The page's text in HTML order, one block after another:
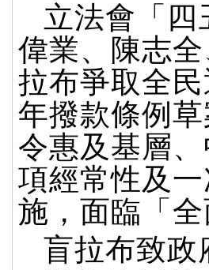
立法會「四
偉業、陳志
拉布爭取全
年撥款條例
令惠及基層
項經常性及
施，面臨「
盲拉布致政